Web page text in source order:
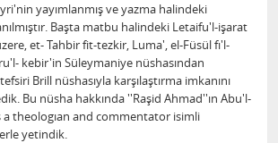
yayımlanmış ve yazma halindeki
Başta matbu halindeki Letaifu'l-işarat
et- Tahbir fit-tezkir, Luma', el-Füsül fı'l-
kebir'in Süleymaniye nüshasından
Brill nüshasıyla karşılaştırma imkanını
Bu nüsha hakkında ''Raşid Ahmad''ın Abu'l-
a theologıan and commentator isimli
yetindik.